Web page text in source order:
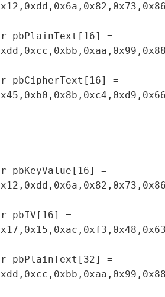
, 0xdd , 0x6a , 0x82 , 0x73 ,
pbPlainText [ 16]
=
, 0xcc , 0xbb , 0xaa , 0x99 ,
pbCipherText [ 16]
=
, 0xb0 , 0x8b , 0xc4 , 0xd9 ,
pbKeyValue [ 16]
=
, 0xdd , 0x6a , 0x82 , 0x73 ,
pbIV [ 16]
=
, 0x15 , 0xac , 0xf3 , 0x48 ,
pbPlainText [ 32]
=
, 0xcc , 0xbb , 0xaa , 0x99 ,